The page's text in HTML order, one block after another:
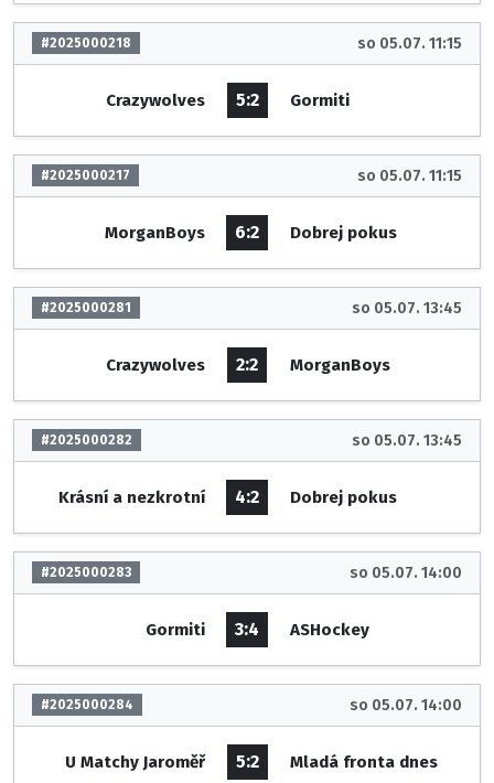
#2025000218 so 05.07. 11:15
Crazywolves 5:2 Gormiti
#2025000217 so 05.07. 11:15
MorganBoys 6:2 Dobrej pokus
#2025000281 so 05.07. 13:45
Crazywolves 2:2 MorganBoys
#2025000282 so 05.07. 13:45
Krásní a nezkrotní 4:2 Dobrej pokus
#2025000283 so 05.07. 14:00
Gormiti 3:4 ASHockey
#2025000284 so 05.07. 14:00
U Matchy Jaroměř 5:2 Mladá fronta dnes